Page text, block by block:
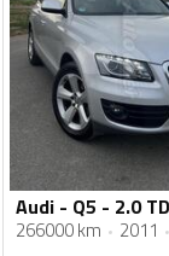
266000 km 2011